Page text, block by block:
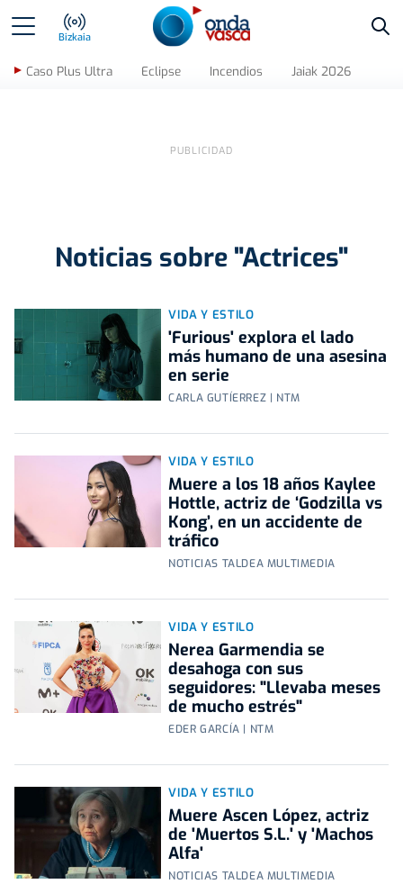
Bizkaia
Caso Plus Ultra Eclipse Incendios Jaiak 2026
Noticias sobre "Actrices"
VIDA Y ESTILO
'Furious' explora el lado
más humano de una asesina
en serie
CARLA GUTÍERREZ | NTM
VIDA Y ESTILO
Muere a los 18 años Kaylee
Hottle, actriz de ‘Godzilla vs
Kong’, en un accidente de
tráfico
NOTICIAS TALDEA MULTIMEDIA
VIDA Y ESTILO
Nerea Garmendia se
desahoga con sus
seguidores: "Llevaba meses
de mucho estrés"
EDER GARCÍA | NTM
VIDA Y ESTILO
Muere Ascen López, actriz
de 'Muertos S.L.' y 'Machos
Alfa'
NOTICIAS TALDEA MULTIMEDIA